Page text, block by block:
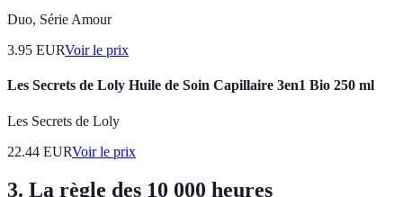
Duo, Série Amour
3.95 EURVoir le prix
Les Secrets de Loly Huile de Soin Capillaire 3en1 Bio 250 ml
Les Secrets de Loly
22.44 EURVoir le prix
3. La règle des 10 000 heures